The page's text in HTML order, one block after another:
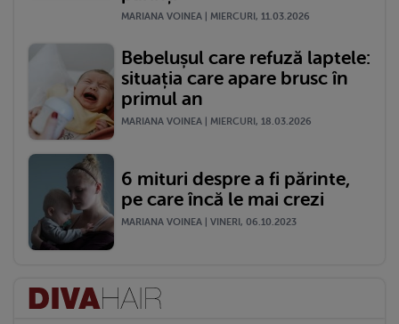
MARIANA VOINEA | MIERCURI, 11.03.2026
Bebelușul care refuză laptele:
situația care apare brusc în
primul an
MARIANA VOINEA | MIERCURI, 18.03.2026
6 mituri despre a fi părinte,
pe care încă le mai crezi
MARIANA VOINEA | VINERI, 06.10.2023